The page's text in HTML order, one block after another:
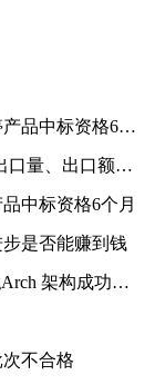
中标资格6个月
口额同比均下跌
中标资格6个月
是否能赚到钱
架构成功适配
不合格